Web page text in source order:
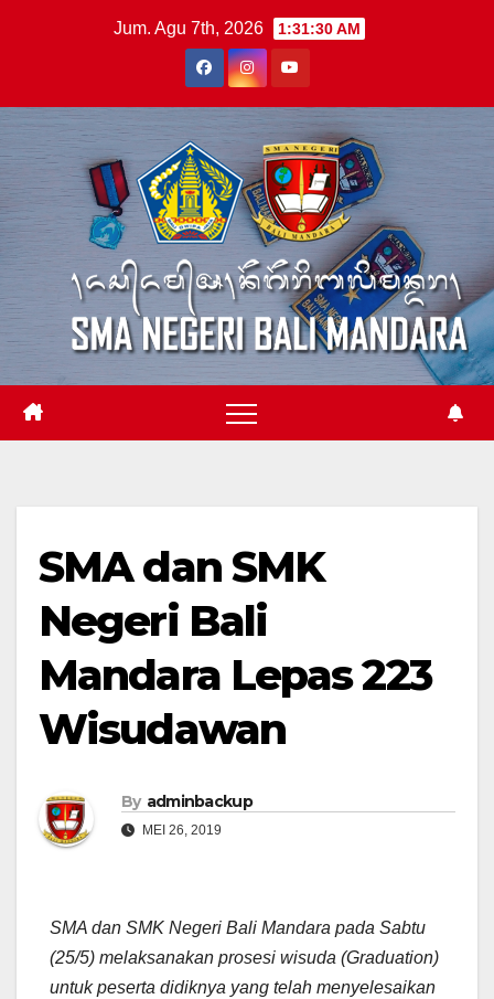
Jum. Agu 7th, 2026 1:31:31 AM
SMA dan SMK
Negeri Bali
Mandara Lepas 223
Wisudawan
By adminbackup
MEI 26, 2019
SMA dan SMK Negeri Bali Mandara pada Sabtu
(25/5) melaksanakan prosesi wisuda (Graduation)
untuk peserta didiknya yang telah menyelesaikan